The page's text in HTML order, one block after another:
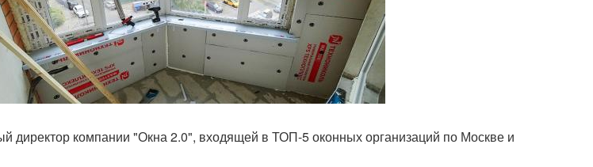
директор компании "Окна 2.0", входящей в ТОП-5 оконных организаций по Москве и